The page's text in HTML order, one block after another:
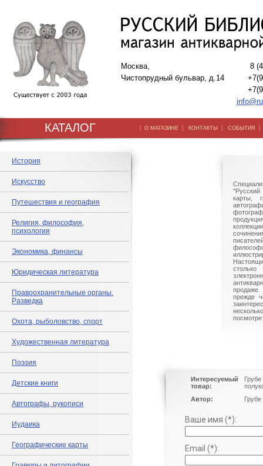
Москва,
Чистопрудный бульвар, д.14
8
КАТАЛОГ | О МАГАЗИНЕ | КОНТАКТЫ | СОБЫТИЯ
История
Искусство
Путешествия и география
Религия, философия,
психология
Экономика, финансы
Юридическая литература
Правоохранительные органы.
Разведка
Охота, рыболовство, спорт
Художественная литература
Поэзия
Детские книги
Автографы, рукописи
Иудаика
Географические карты
"Русский
карты,
столько
прежде
Интересуемый
товар:
Автор:
Грубе
Ваше имя (*):
Email (*):